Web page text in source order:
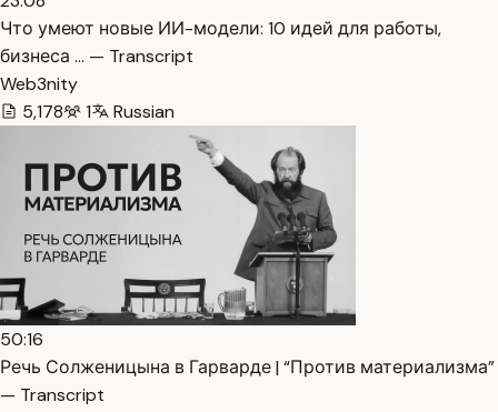
Что умеют новые ИИ-модели: 10 идей для работы,
бизнеса … — Transcript
Web3nity
5,178
1 Russian
50:16
Речь Солженицына в Гарварде | “Против материализма”
— Transcript